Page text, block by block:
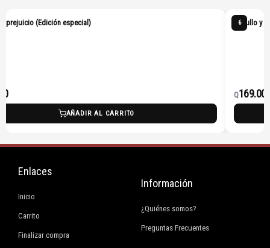
prejuicio (Edición especial)
AÑADIR AL CARRITO
6
Orgullo y
Q169.00
Enlaces
Inicio
Carrito
Finalizar compra
Información
¿Quiénes somos?
Preguntas Frecuentes